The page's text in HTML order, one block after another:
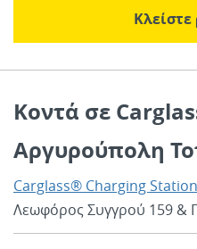
Κοντά σε
Αργυρούπολη
Carglass® Charging Station
Λεωφόρος Συγγρού 159 &